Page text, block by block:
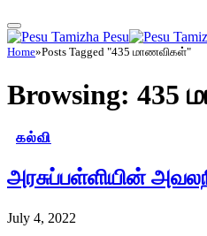
Home»Posts Tagged "435 மாணவிகள்"
Browsing: 435
கல்வி
அரசுப்பள்ளியின்
July 4, 2022